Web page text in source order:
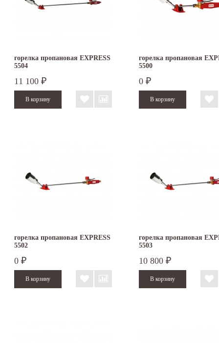
горелка пропановая EXPRESS
5504
11 100 ₽
горелка пропановая
5500
0 ₽
горелка пропановая EXPRESS
5502
0 ₽
горелка пропановая
5503
10 800 ₽